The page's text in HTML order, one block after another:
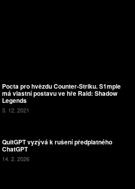
Pocta pro hvězdu Counter-Striku. S1mple
má vlastní postavu ve hře Raid: Shadow
Legends
3. 12. 2021
QuitGPT vyzývá k rušení předplatného
ChatGPT
14. 2. 2026